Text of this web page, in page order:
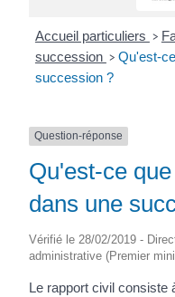
Accueil particuliers >
succession > Qu'est-
succession ?
Question-réponse
Qu'est-ce
dans une
Vérifié le 28/02/2019 -
administrative (Premier
Le rapport civil consiste